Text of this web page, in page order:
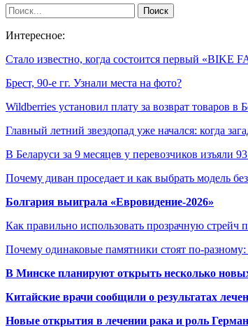
Интересное:
Стало известно, когда состоится первый «BIKE
Брест, 90-е гг. Узнали места на фото?
Wildberries установил плату за возврат товаров в
Главный летний звездопад уже начался: когда
В Беларуси за 9 месяцев у перевозчиков изъяли
Почему диван проседает и как выбрать модель
Болгария выиграла «Евровидение-2026»
Как правильно использовать прозрачную стрейч
Почему одинаковые памятники стоят по-разному:
В Минске планируют открыть несколько
Китайские врачи сообщили о результатах
Новые открытия в лечении рака и роль